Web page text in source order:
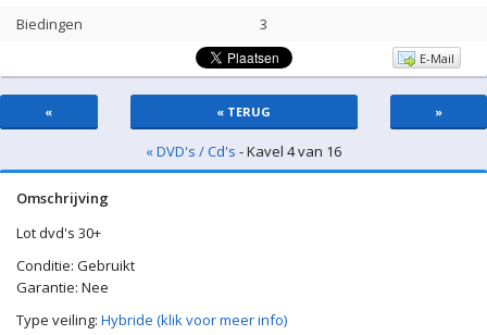
Biedingen
3
E-Mail
« « TERUG »
« DVD's / Cd's - Kavel 4 van 16
Omschrijving
Lot dvd's 30+
Conditie: Gebruikt
Garantie: Nee
Type veiling: Hybride (klik voor meer info)